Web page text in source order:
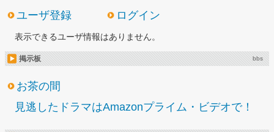
ユーザ登録 ログイン
表示できるユーザ情報はありません。
掲示板 bbs
お茶の間
見逃したドラマはAmazonプライム・ビデオで！